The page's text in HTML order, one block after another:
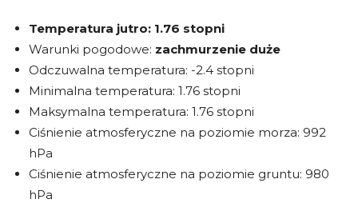
Temperatura jutro: 1.76 stopni
Warunki pogodowe: zachmurzenie duże
Odczuwalna temperatura: -2.4 stopni
Minimalna temperatura: 1.76 stopni
Maksymalna temperatura: 1.76 stopni
Ciśnienie atmosferyczne na poziomie morza: 992
hPa
Ciśnienie atmosferyczne na poziomie gruntu: 980
hPa